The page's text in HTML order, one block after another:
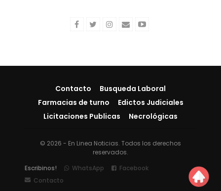
Contacto
Busqueda Laboral
Farmacias de turno
Edictos Judiciales
Licitaciones Publicas
Necrológicas
© 2026 - En Linea Noticias. Todos los derechos
reservados.
Escribinos!
WhatsApp
Facebook
Contacto